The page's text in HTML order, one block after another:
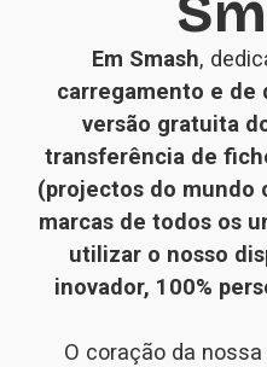
Em Smash,
carregamento e de
versão gratuita
transferência de
(projectos do mundo
marcas de todos os
utilizar o nosso
inovador, 100%
O coração da